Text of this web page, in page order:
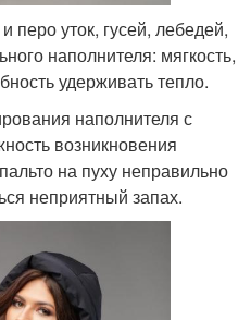
перо уток, гусей, лебедей,
наполнителя: мягкость,
удерживать тепло.
наполнителя с
возникновения
на пуху неправильно
неприятный запах.